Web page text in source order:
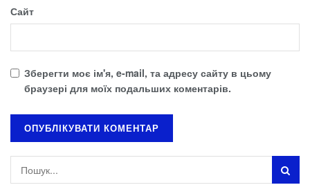
Сайт
Зберегти моє ім'я, e-mail, та адресу сайту в цьому
браузері для моїх подальших коментарів.